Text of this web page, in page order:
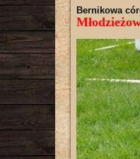
Bernikowa